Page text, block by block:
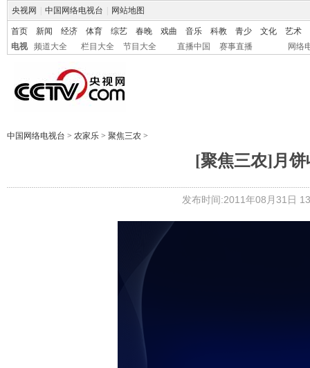
央视网 中国网络电视台 网站地图
首页 新闻 经济 体育 综艺 春晚 戏曲 音乐 科教 青少 文化
艺术
电视
频道大全 栏目大全 节目大全 直播中国 赛事直播 网络
中国网络电视台 > 农家乐 > 聚焦三农 >
[聚焦三农]月饼
发布时间:2011年08月31日